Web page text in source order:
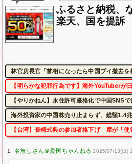
ふるさと納税、
楽天、国を提訴
林官房長官「首相になったら中国ブイ撤去
【明らかな犯罪行為です】海外YouTuberが
【やりかねん】永住許可厳格化で中国SNS
海外投資家の中国株売り止まらず、総額1.4
【台湾】長崎式典の参加者格下げ 席が「
1: 2025/07/13(日)